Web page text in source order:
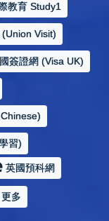
教育 Study1
Visit)
簽證網 (Visa UK)
習)
英國預科網
更多